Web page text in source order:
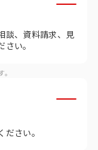
談、資料請求、見
い。
さい。